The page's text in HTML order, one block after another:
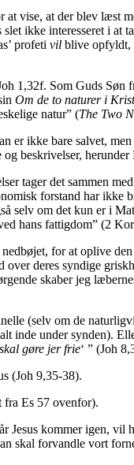
at vise, at der blev læst
ikke interesseret i at
profeti vil blive opfyldt,
1,32f. Som Guds Søn
Om de to naturer i
natur” (The Two
er ikke bare salvet,
beskrivelser, herunder
tager det sammen med
forstand har ikke
selv om det kun er i
hans fattigdom” (2
for at oplive
deres syndige
skaber jeg
(selv om de
under synden).
gøre jer frie‘ ” (Joh
(Joh 9,35-38).
fra Es 57 ovenfor).
Jesus kommer igen, vil
skal forvandle vort